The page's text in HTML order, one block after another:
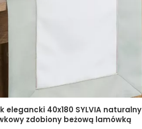
elegancki 40x180 SYLVIA naturalny
zdobiony beżową lamówką